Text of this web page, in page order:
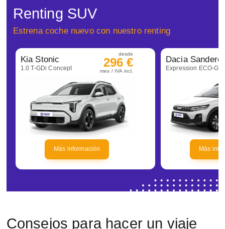
Renting SUV
Estrena coche nuevo con nuestro renting
Kia Stonic
1.0 T-GDi Concept
desde
296 €
mes / IVA incl.
Más información Más
Consejos para hacer un viaje